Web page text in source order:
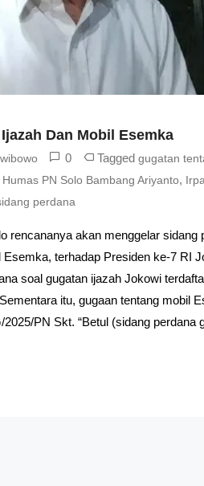
Dan Mobil Esemka
0 Taggedgugatan
Humas PN Solo Bambang Ariyanto,
perdana
rencananya akan menggelar sidang
terhadap Presiden ke-7 RI
soal gugatan ijazah Jokowi
itu, gugaan tentang mobil
PN Skt. “Betul (sidang